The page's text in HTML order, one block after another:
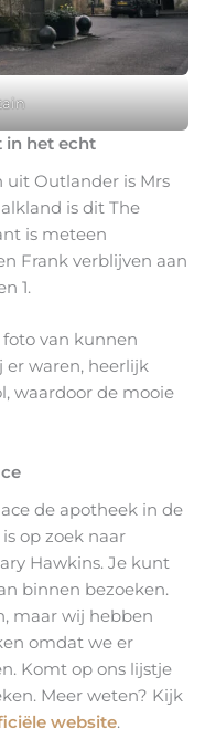
in het echt
uit Outlander is Mrs
is dit The
is meteen
Frank verblijven aan
1.
van kunnen
er waren, heerlijk
waardoor de mooie
de apotheek in de
is op zoek naar
Hawkins. Je kunt
binnen bezoeken.
maar wij hebben
omdat we er
Komt op ons lijstje
Meer weten? Kijk
website.